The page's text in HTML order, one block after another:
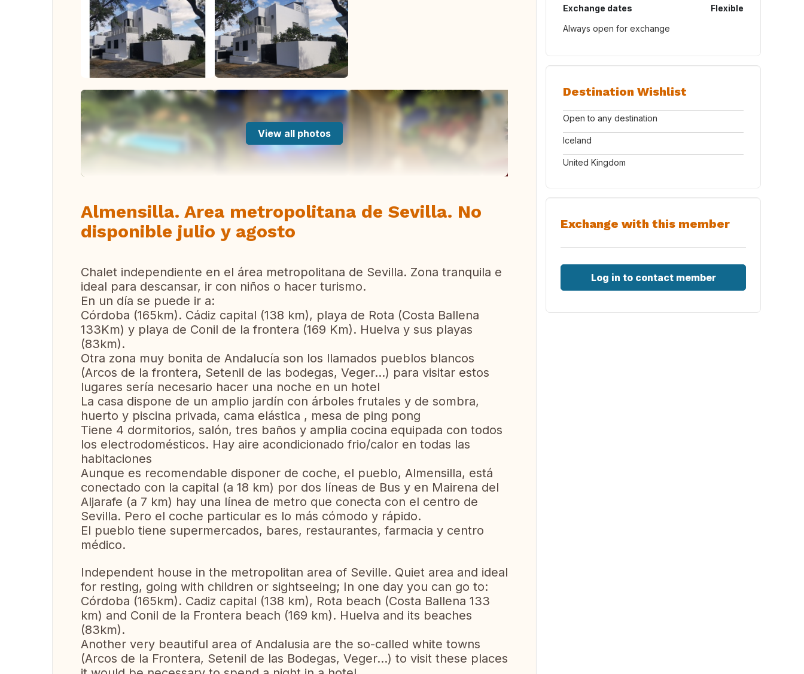
View all photos
Almensilla. Area metropolitana de Sevilla. No
disponible julio y agosto
Chalet independiente en el área metropolitana de Sevilla. Zona tranquila e
ideal para descansar, ir con niños o hacer turismo.
En un día se puede ir a:
Córdoba (165km). Cádiz capital (138 km), playa de Rota (Costa Ballena
133Km) y playa de Conil de la frontera (169 Km). Huelva y sus playas
(83km).
Otra zona muy bonita de Andalucía son los llamados pueblos blancos
(Arcos de la frontera, Setenil de las bodegas, Veger…) para visitar estos
lugares sería necesario hacer una noche en un hotel
La casa dispone de un amplio jardín con árboles frutales y de sombra,
huerto y piscina privada, cama elástica , mesa de ping pong
Tiene 4 dormitorios, salón, tres baños y amplia cocina equipada con todos
los electrodomésticos. Hay aire acondicionado frio/calor en todas las
habitaciones
Aunque es recomendable disponer de coche, el pueblo, Almensilla, está
conectado con la capital (a 18 km) por dos líneas de Bus y en Mairena del
Aljarafe (a 7 km) hay una línea de metro que conecta con el centro de
Sevilla. Pero el coche particular es lo más cómodo y rápido.
El pueblo tiene supermercados, bares, restaurantes, farmacia y centro
médico.
Independent house in the metropolitan area of Seville. Quiet area and ideal
for resting, going with children or sightseeing; In one day you can go to:
Córdoba (165km). Cadiz capital (138 km), Rota beach (Costa Ballena 133
km) and Conil de la Frontera beach (169 km). Huelva and its beaches
(83km).
Another very beautiful area of Andalusia are the so-called white towns
(Arcos de la Frontera, Setenil de las Bodegas, Veger...) to visit these places
Exchange dates
Flexible
Always open for exchange
Destination Wishlist
Open to any destination
Iceland
United Kingdom
Exchange with this member
Log in to contact member